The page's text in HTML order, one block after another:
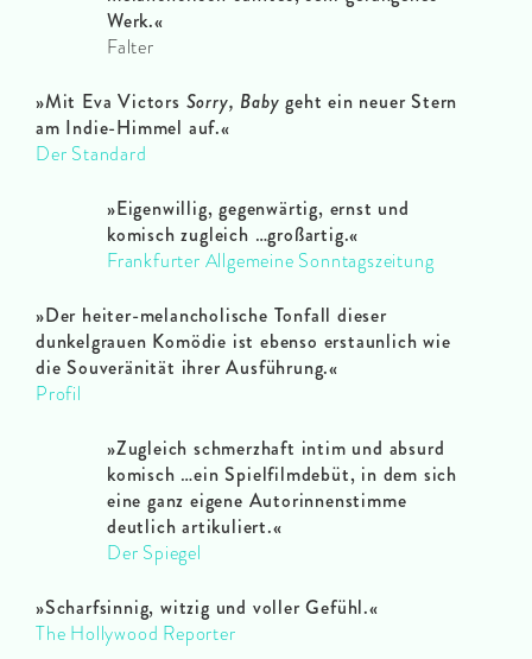
Werk.«
Falter
»Mit Eva Victors Sorry, Baby geht ein neuer Stern
am Indie-Himmel auf.«
Der Standard
»Eigenwillig, gegenwärtig, ernst und
komisch zugleich …großartig.«
Frankfurter Allgemeine Sonntagszeitung
»Der heiter-melancholische Tonfall dieser
dunkelgrauen Komödie ist ebenso erstaunlich wie
die Souveränität ihrer Ausführung.«
Profil
»Zugleich schmerzhaft intim und absurd
komisch …ein Spielfilmdebüt, in dem sich
eine ganz eigene Autorinnenstimme
deutlich artikuliert.«
Der Spiegel
»Scharfsinnig, witzig und voller Gefühl.«
The Hollywood Reporter